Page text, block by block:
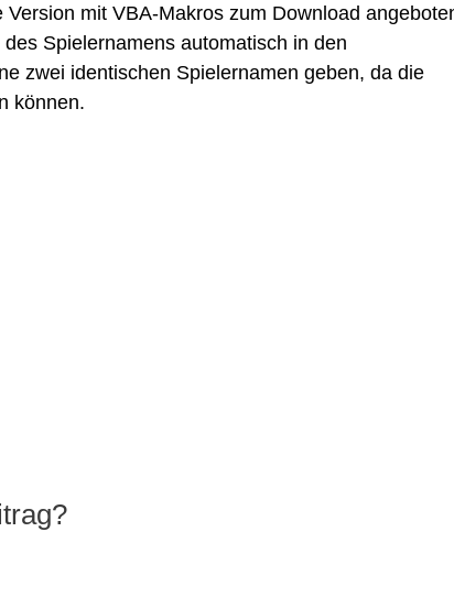
mit VBA-Makros zum Download
Spielernamens automatisch in den
zwei identischen Spielernamen geben, da die
können.